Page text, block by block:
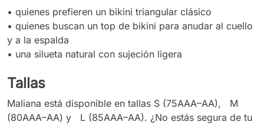
• quienes prefieren un bikini triangular clásico
• quienes buscan un top de bikini para anudar al cuello
y a la espalda
• una silueta natural con sujeción ligera
Tallas
Maliana está disponible en tallas S (75AAA–AA), M
(80AAA–AA) y L (85AAA–AA). ¿No estás segura de tu